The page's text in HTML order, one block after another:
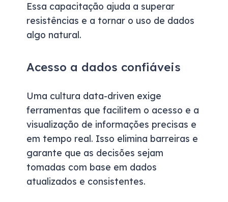
Essa capacitação ajuda a superar
resistências e a tornar o uso de dados
algo natural.
Acesso a dados confiáveis
Uma cultura data-driven exige
ferramentas que facilitem o acesso e a
visualização de informações precisas e
em tempo real. Isso elimina barreiras e
garante que as decisões sejam
tomadas com base em dados
atualizados e consistentes.